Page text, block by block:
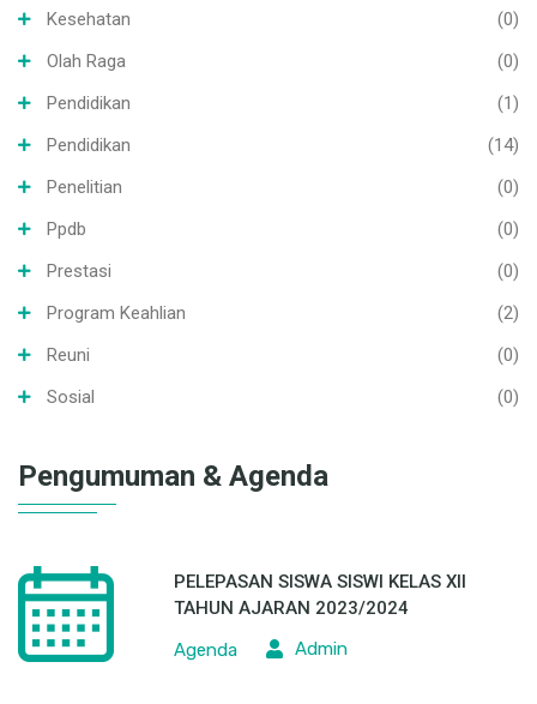
Kesehatan
(0)
Olah Raga
(0)
Pendidikan
(1)
Pendidikan
(14)
Penelitian
(0)
Ppdb
(0)
Prestasi
(0)
Program Keahlian
(2)
Reuni
(0)
Sosial
(0)
Pengumuman & Agenda
PELEPASAN SISWA SISWI KELAS XII
TAHUN AJARAN 2023/2024
Agenda
Admin